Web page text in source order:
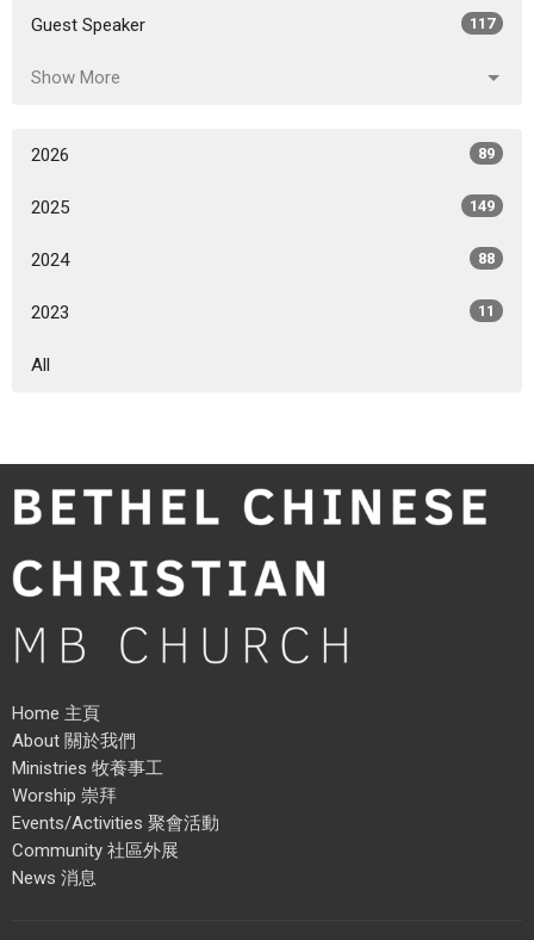
Guest Speaker 117
Show More
2026 89
2025 149
2024 88
2023 11
All
Home 主頁
About 關於我們
Ministries 牧養事工
Worship 崇拜
Events/Activities 聚會活動
Community 社區外展
News 消息